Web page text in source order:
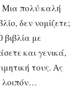
Μια πολύ καλή
δεν νομίζετε;
βιβλία με
και γενικά,
τους. Ας
λοιπόν…